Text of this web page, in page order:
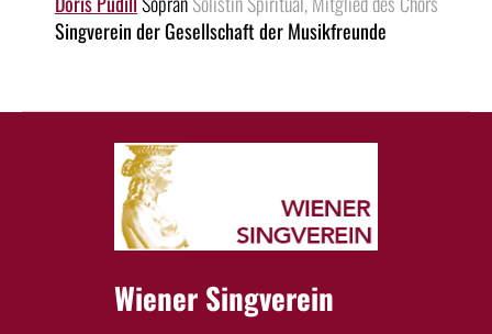
Singverein der Gesellschaft der Musikfreunde
Wiener Singverein